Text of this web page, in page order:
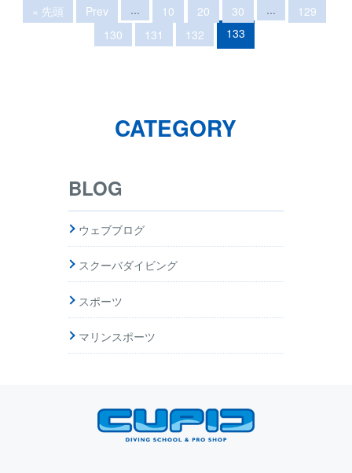
« 先頭 Prev ... 10 20 30 ...
129
130
131 132 133
CATEGORY
BLOG
ウェブブログ
スクーバダイビング
スポーツ
マリンスポーツ